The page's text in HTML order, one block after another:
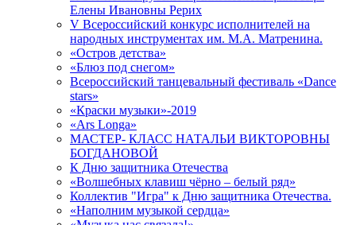
Елены Ивановны Рерих
V Всероссийский конкурс исполнителей на
народных инструментах им. М.А. Матренина.
«Остров детства»
«Блюз под снегом»
Всероссийский танцевальный фестиваль «Dance
stars»
«Краски музыки»-2019
«Ars Longa»
МАСТЕР- КЛАСС НАТАЛЬИ ВИКТОРОВНЫ
БОГДАНОВОЙ
К Дню защитника Отечества
«Волшебных клавиш чёрно – белый ряд»
Коллектив "Игра" к Дню защитника Отечества.
«Наполним музыкой сердца»